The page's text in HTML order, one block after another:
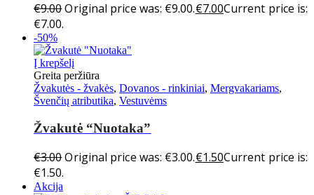
€9.00Original price was: €9.00.€7.00Current price is:
€7.00.
-50%
Į krepšelį
Greita peržiūra
Žvakutės - žvakės, Dovanos - rinkiniai, Mergvakariams,
Švenčių atributika, Vestuvėms
Žvakutė “Nuotaka”
€3.00Original price was: €3.00.€1.50Current price is:
€1.50.
Akcija